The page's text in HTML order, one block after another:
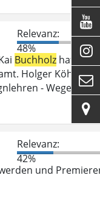
Relevanz:
48%
Buchholz hat
Holger Köhn,
- Wege
Relevanz:
42%
und



